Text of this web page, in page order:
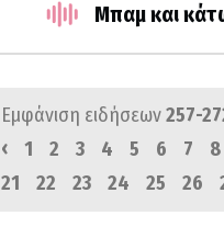
Μπαμ και
Εμφάνιση ειδήσεων257-
‹
1 2 3 4 5 6 7 8
21
22 23 24 25 26